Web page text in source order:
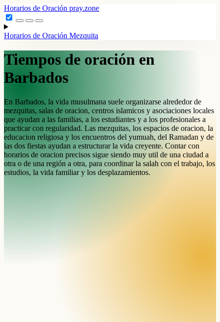
Horarios de Oración pray.zone
Horarios de Oración Mezquita
Tiempos de oración en
Barbados
En Barbados, la vida musulmana suele organizarse alrededor de
mezquitas, salas de oracion, centros islamicos y asociaciones locales
que ayudan a las familias, a los estudiantes y a los profesionales a
practicar con regularidad. Las mezquitas, los espacios de oracion, la
educacion religiosa y los encuentros del yumuah, del Ramadan y de
las dos fiestas ayudan a estructurar la vida creyente. Contar con
horarios de oracion precisos sigue siendo muy util de una ciudad a
otra o de una región a otra, para coordinar la salah con el trabajo, los
estudios, la vida familiar y los desplazamientos.